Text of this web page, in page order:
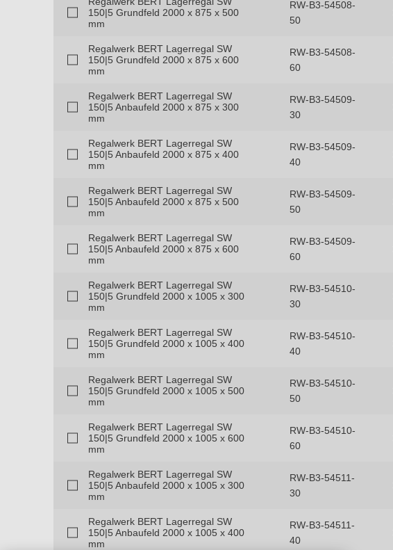
150|5 Grundfeld 2000 x 875 x 500
mm
RW-B3-54508-
50
Regalwerk BERT Lagerregal SW
150|5 Grundfeld 2000 x 875 x 600
mm
RW-B3-54508-
60
Regalwerk BERT Lagerregal SW
150|5 Anbaufeld 2000 x 875 x 300
mm
RW-B3-54509-
30
Regalwerk BERT Lagerregal SW
150|5 Anbaufeld 2000 x 875 x 400
mm
RW-B3-54509-
40
Regalwerk BERT Lagerregal SW
150|5 Anbaufeld 2000 x 875 x 500
mm
RW-B3-54509-
50
Regalwerk BERT Lagerregal SW
150|5 Anbaufeld 2000 x 875 x 600
mm
RW-B3-54509-
60
Regalwerk BERT Lagerregal SW
150|5 Grundfeld 2000 x 1005 x 300
mm
RW-B3-54510-
30
Regalwerk BERT Lagerregal SW
150|5 Grundfeld 2000 x 1005 x 400
mm
RW-B3-54510-
40
Regalwerk BERT Lagerregal SW
150|5 Grundfeld 2000 x 1005 x 500
mm
RW-B3-54510-
50
Regalwerk BERT Lagerregal SW
150|5 Grundfeld 2000 x 1005 x 600
mm
RW-B3-54510-
60
Regalwerk BERT Lagerregal SW
150|5 Anbaufeld 2000 x 1005 x 300
mm
RW-B3-54511-
30
Regalwerk BERT Lagerregal SW
150|5 Anbaufeld 2000 x 1005 x 400
mm
RW-B3-54511-
40